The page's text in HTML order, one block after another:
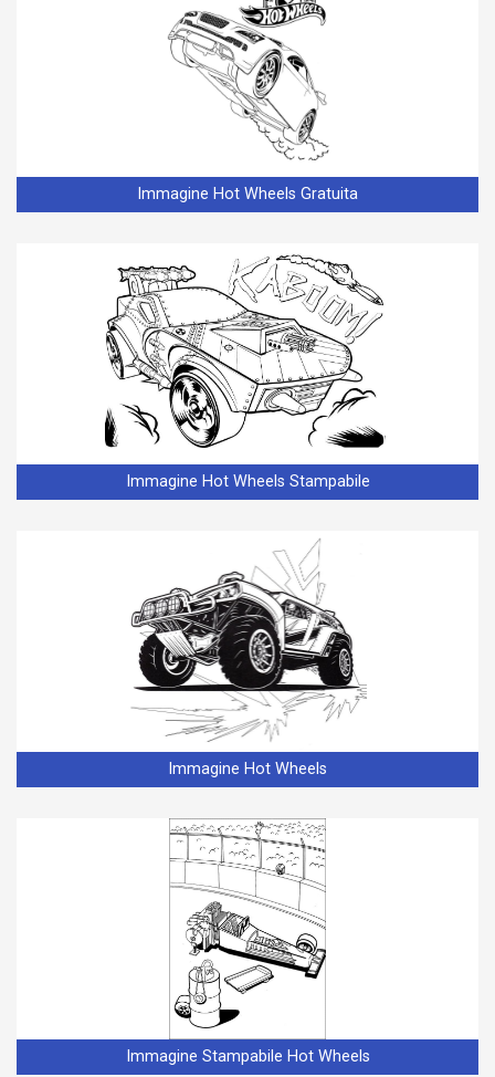
Immagine Hot Wheels Gratuita
Immagine Hot Wheels Stampabile
Immagine Hot Wheels
Immagine Stampabile Hot Wheels